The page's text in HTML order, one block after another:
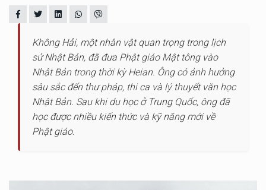
Không Hải, một nhân vật quan trọng trong lịch
sử Nhật Bản, đã đưa Phật giáo Mật tông vào
Nhật Bản trong thời kỳ Heian. Ông có ảnh hưởng
sâu sắc đến thư pháp, thi ca và lý thuyết văn học
Nhật Bản. Sau khi du học ở Trung Quốc, ông đã
học được nhiều kiến thức và kỹ năng mới về
Phật giáo.